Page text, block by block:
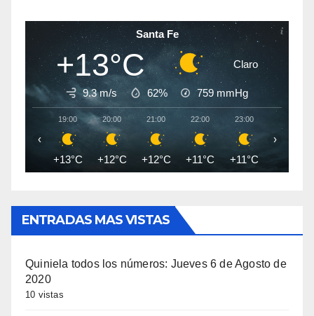
Santa Fe
+13°C Claro
9.3 m/s 62% 759 mmHg
19:00
+13°C
20:00
+12°C
21:00
+12°C
22:00
+11°C
23:00
+11°C +10°C
‹ ›
ENTRADAS MAS VISTAS
Quiniela todos los números: Jueves 6 de Agosto de
2020
10 vistas